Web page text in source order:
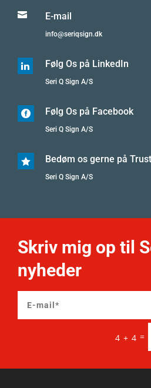
 E-mail
info@seriqsign.dk
 Følg Os på LinkedIn
Seri Q Sign A/S
 Følg Os på Facebook
Seri Q Sign A/S
 Bedøm os gerne på
Seri Q Sign A/S
Skriv mig op til
nyheder
4 + 4 =